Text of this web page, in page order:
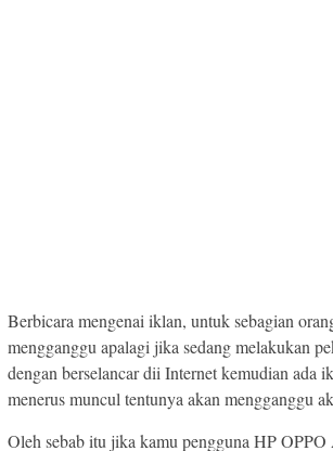
Berbicara mengenai iklan, untuk sebagian
mengganggu apalagi jika sedang melakukan
dengan berselancar dii Internet kemudian ada
menerus muncul tentunya akan mengganggu
Oleh sebab itu jika kamu pengguna HP